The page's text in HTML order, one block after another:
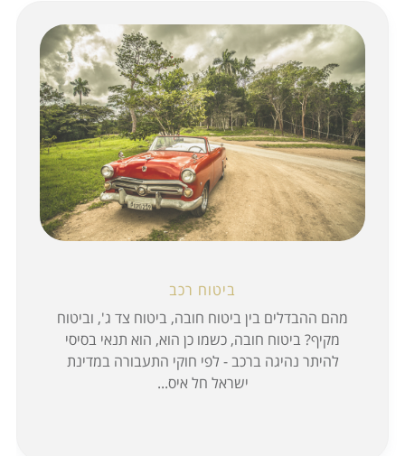
ביטוח רכב
מהם ההבדלים בין ביטוח חובה, ביטוח צד ג', וביטוח
מקיף? ביטוח חובה, כשמו כן הוא, הוא תנאי בסיסי
להיתר נהיגה ברכב - לפי חוקי התעבורה במדינת
ישראל חל איס...